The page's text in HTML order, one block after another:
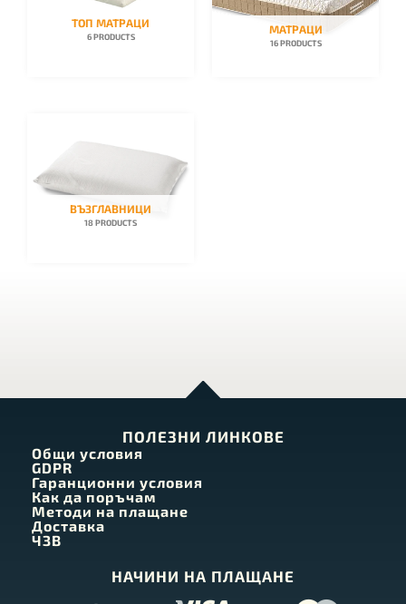
ТОП МАТРАЦИ
6 PRODUCTS
МАТРАЦИ
16 PRODUCTS
ВЪЗГЛАВНИЦИ
18 PRODUCTS
ПОЛЕЗНИ ЛИНКОВЕ
Общи условия
GDPR
Гаранционни условия
Как да поръчам
Методи на плащане
Доставка
ЧЗВ
НАЧИНИ НА ПЛАЩАНЕ